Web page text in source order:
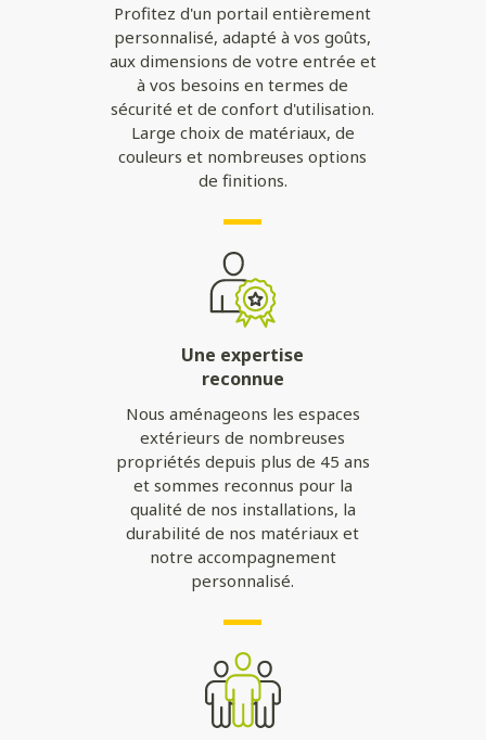
Profitez d'un portail entièrement
personnalisé, adapté à vos goûts,
aux dimensions de votre entrée et
à vos besoins en termes de
sécurité et de confort d'utilisation.
Large choix de matériaux, de
couleurs et nombreuses options
de finitions.
Une expertise
reconnue
Nous aménageons les espaces
extérieurs de nombreuses
propriétés depuis plus de 45 ans
et sommes reconnus pour la
qualité de nos installations, la
durabilité de nos matériaux et
notre accompagnement
personnalisé.